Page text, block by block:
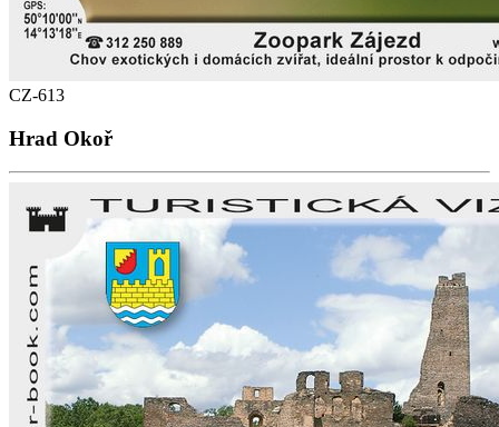
CZ-613
Hrad Okoř